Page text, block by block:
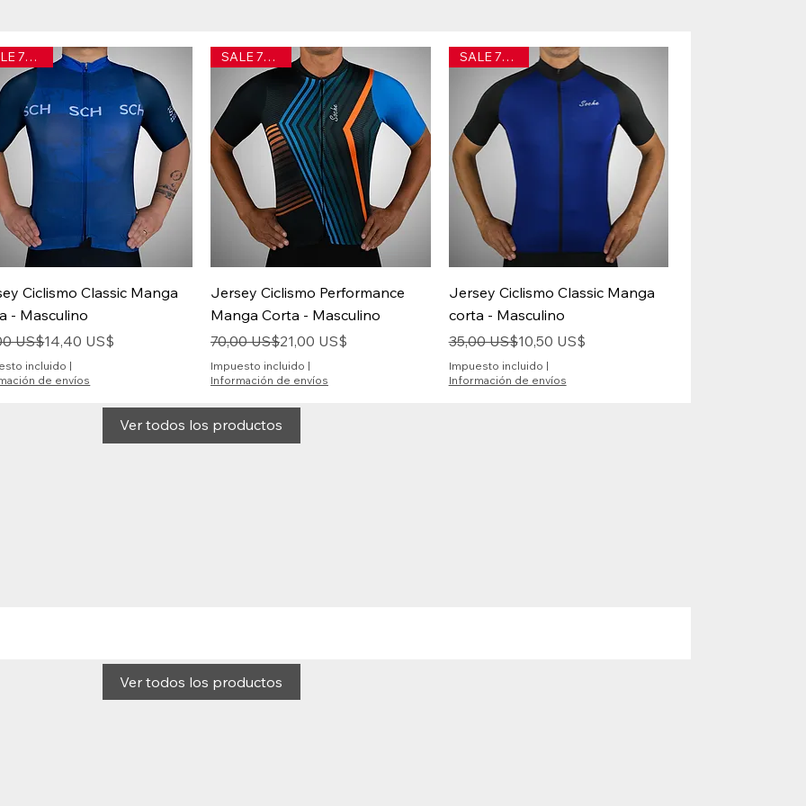
Vista rápida
SALE 70% off
Ciclismo Classic Manga
- Masculino
US$
de oferta
14,40 US$
incluido |
de envíos
Vista rápida
SALE 70% off
Jersey Ciclismo Performance
Manga Corta - Masculino
Precio
70,00 US$
Precio de oferta21,00 US$
Impuesto incluido |
Información de envíos
Vista rápida
SALE 70% off
Jersey Ciclismo Classic Manga
corta - Masculino
Precio
35,00 US$
Precio de oferta10,50 US$
Impuesto incluido |
Información de envíos
Ver todos los productos
Ver todos los productos